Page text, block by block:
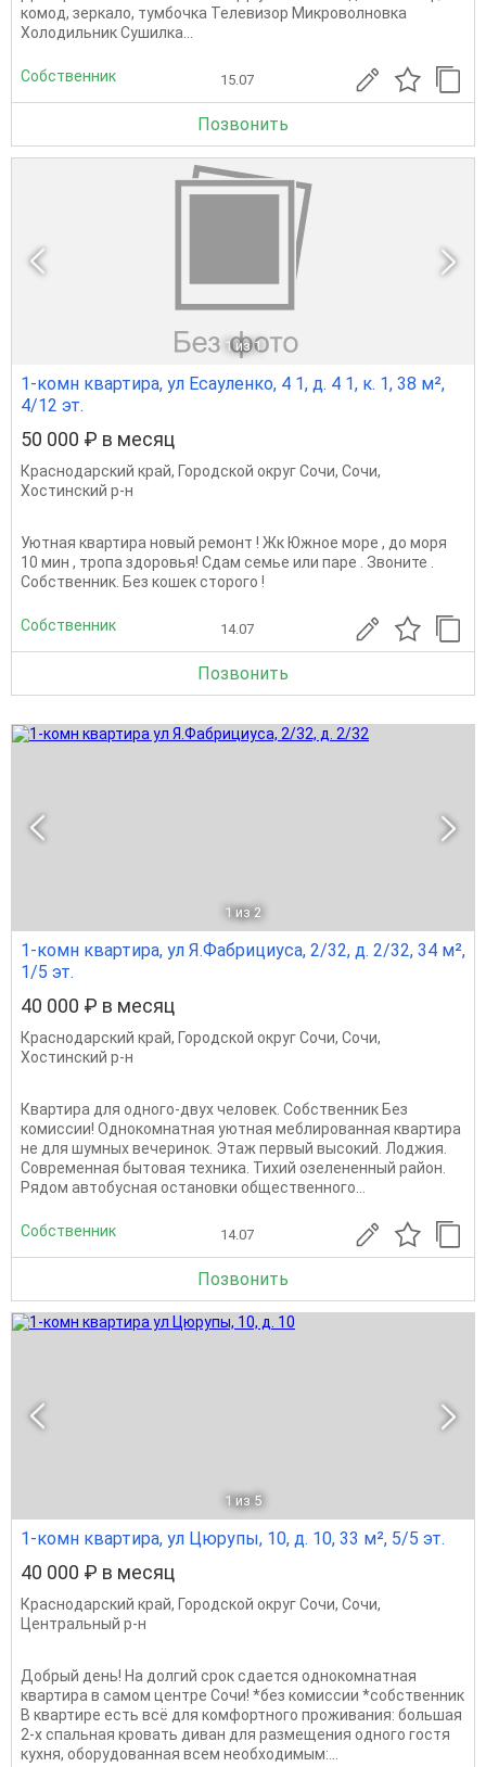
комод, зеркало, тумбочка Телевизор Микроволновка
Холодильник Сушилка...
Собственник 15.07
Позвонить
1 из 1
1-комн квартира, ул Есауленко, 4 1, д. 4 1, к. 1, 38 м²,
4/12 эт.
50 000 ₽ в месяц
Краснодарский край, Городской округ Сочи, Сочи,
Хостинский р-н
Уютная квартира новый ремонт ! Жк Южное море , до моря
10 мин , тропа здоровья! Сдам семье или паре . Звоните .
Собственник. Без кошек сторого !
Собственник 14.07
Позвонить
1 из 2
1-комн квартира, ул Я.Фабрициуса, 2/32, д. 2/32, 34 м²,
1/5 эт.
40 000 ₽ в месяц
Краснодарский край, Городской округ Сочи, Сочи,
Хостинский р-н
Квартира для одного-двух человек. Собственник Без
комиссии! Однокомнатная уютная меблированная квартира
не для шумных вечеринок. Этаж первый высокий. Лоджия.
Современная бытовая техника. Тихий озелененный район.
Рядом автобусная остановки общественного...
Собственник 14.07
Позвонить
1 из 5
1-комн квартира, ул Цюрупы, 10, д. 10, 33 м², 5/5 эт.
40 000 ₽ в месяц
Краснодарский край, Городской округ Сочи, Сочи,
Центральный р-н
Добрый день! На долгий срок сдается однокомнатная
квартира в самом центре Сочи! *без комиссии *собственник
В квартире есть всё для комфортного проживания: большая
2-х спальная кровать диван для размещения одного гостя
кухня, оборудованная всем необходимым:...